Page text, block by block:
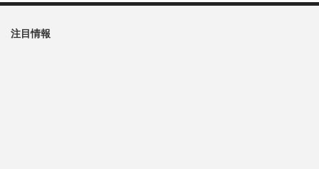
注目情報